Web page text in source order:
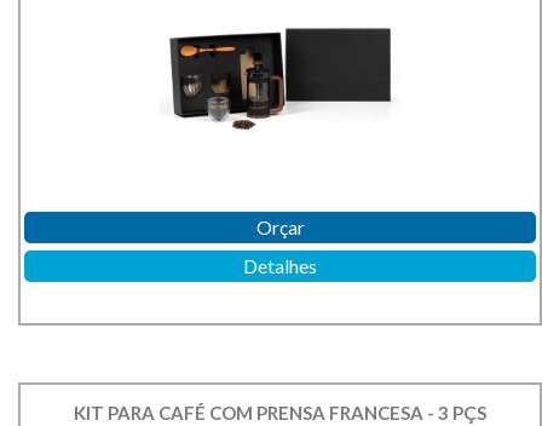
Orçar
Detalhes
KIT PARA CAFÉ COM PRENSA FRANCESA - 3 PÇS